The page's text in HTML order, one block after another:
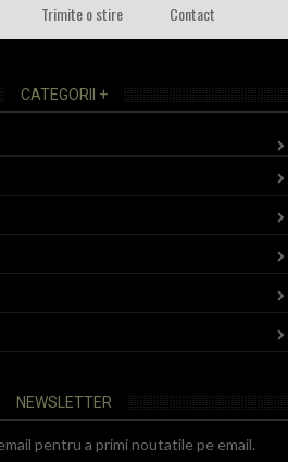
Trimite o stire Contact
CATEGORII +
NEWSLETTER
pentru a primi noutatile pe email.